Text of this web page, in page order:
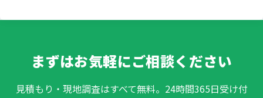
まずはお気軽にご相談ください
見積もり・現地調査はすべて無料。24時間365日受け付